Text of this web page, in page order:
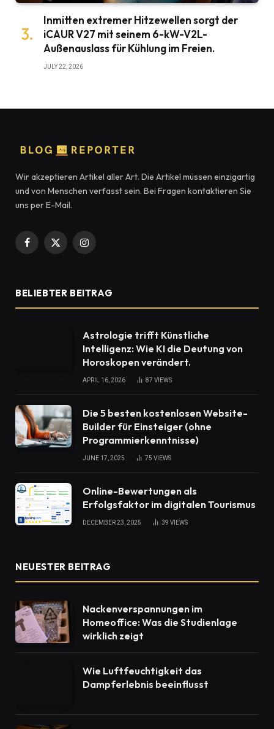
Inmitten extremer Hitzewellen sorgt der
iCAUR V27 mit seinem 6-kW-V2L-
Außenauslass für Kühlung im Freien.
JULY 22, 2026
Wir akzeptieren Artikel aller Art. Die Artikel müssen einzigartig
und von Menschen verfasst sein. Bei Fragen kontaktieren Sie
uns per E-Mail.
Facebook
X
Instagram
BELIEBTER BEITRAG
Astrologie trifft Künstliche
Intelligenz: Wie KI die Deutung von
Horoskopen verändert.
APRIL 16, 2026 87 VIEWS
Die 5 besten kostenlosen Website-
Builder für Einsteiger (ohne
Programmierkenntnisse)
JUNE 17, 2025 75 VIEWS
Online-Bewertungen als
Erfolgsfaktor im digitalen Tourismus
DECEMBER 23, 2025 39 VIEWS
NEUESTER BEITRAG
Nackenverspannungen im
Homeoffice: Was die Studienlage
wirklich zeigt
Wie Luftfeuchtigkeit das
Dampferlebnis beeinflusst